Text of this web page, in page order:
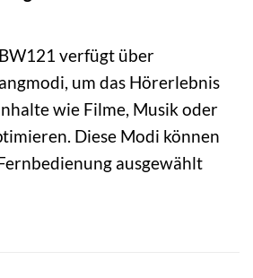
verfügt über
um das Hörerlebnis
wie Filme, Musik oder
Diese Modi können
ausgewählt